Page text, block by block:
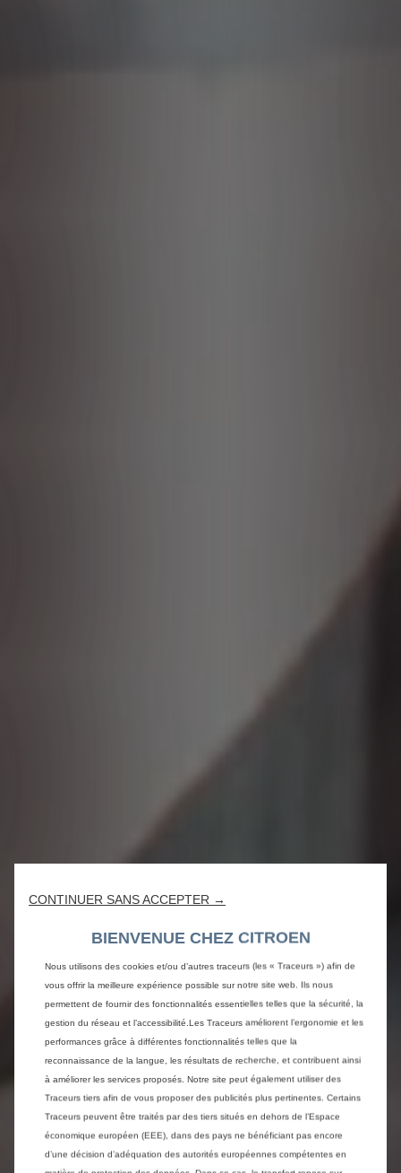
CONTINUER SANS ACCEPTER →
BIENVENUE CHEZ CITROEN
Nous utilisons des cookies et/ou d’autres traceurs (les « Traceurs ») afin de
vous offrir la meilleure expérience possible sur notre site web. Ils nous
permettent de fournir des fonctionnalités essentielles telles que la sécurité, la
gestion du réseau et l’accessibilité.Les Traceurs améliorent l’ergonomie et les
performances grâce à différentes fonctionnalités telles que la
reconnaissance de la langue, les résultats de recherche, et contribuent ainsi
à améliorer les services proposés. Notre site peut également utiliser des
Traceurs tiers afin de vous proposer des publicités plus pertinentes. Certains
Traceurs peuvent être traités par des tiers situés en dehors de l’Espace
économique européen (EEE), dans des pays ne bénéficiant pas encore
d’une décision d’adéquation des autorités européennes compétentes en